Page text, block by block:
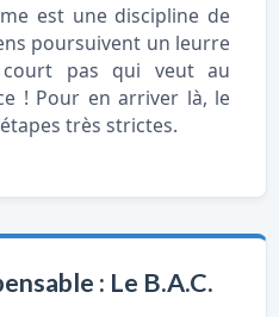
est une discipline de
poursuivent un leurre
court pas qui veut au
! Pour en arriver là, le
très strictes.
: Le B.A.C.